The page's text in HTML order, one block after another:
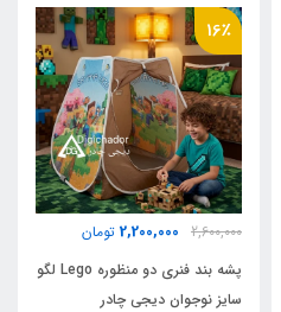
کوله ای
16٪
2,600,000
2,200,000 تومان
پشه بند فنری دو منظوره Lego لگو
سایز نوجوان دیجی چادر